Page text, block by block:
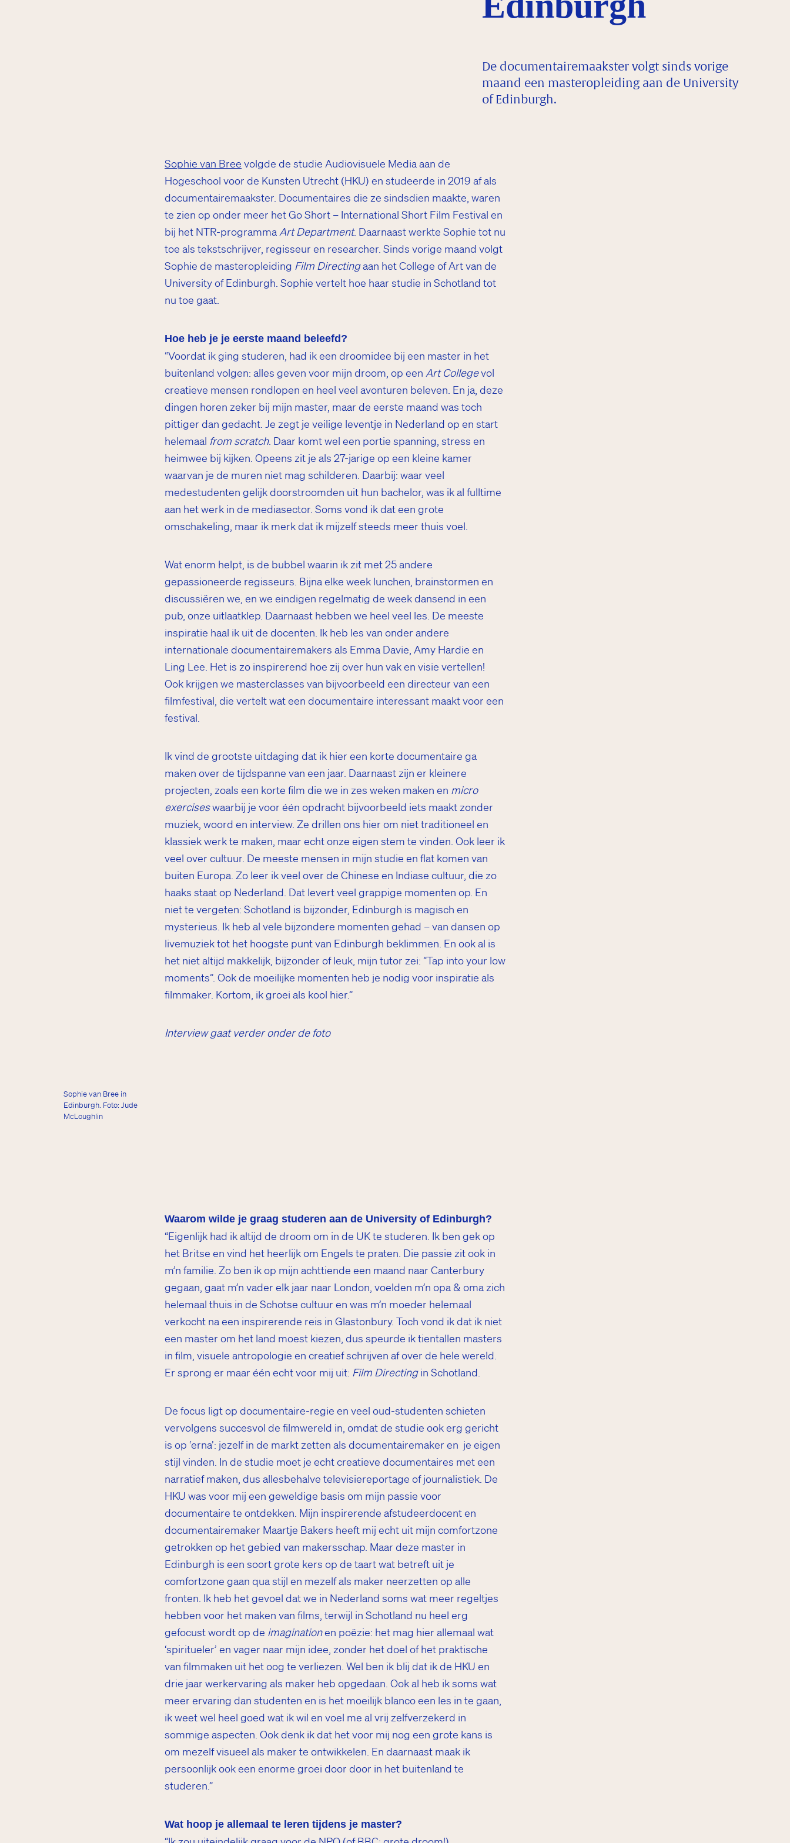
De documentairemaakster volgt sinds vorige
maand een masteropleiding aan de University
of Edinburgh.
Sophie van Bree volgde de studie Audiovisuele Media aan de
Hogeschool voor de Kunsten Utrecht (HKU) en studeerde in 2019 af als
documentairemaakster. Documentaires die ze sindsdien maakte, waren
te zien op onder meer het Go Short – International Short Film Festival en
bij het NTR-programma Art Department. Daarnaast werkte Sophie tot nu
toe als tekstschrijver, regisseur en researcher. Sinds vorige maand volgt
Sophie de masteropleiding Film Directingaan het College of Art van de
University of Edinburgh. Sophie vertelt hoe haar studie in Schotland tot
nu toe gaat.
Hoe heb je je eerste maand beleefd?
“Voordat ik ging studeren, had ik een droomidee bij een master in het
buitenland volgen: alles geven voor mijn droom, op een Art Collegevol
creatieve mensen rondlopen en heel veel avonturen beleven. En ja, deze
dingen horen zeker bij mijn master, maar de eerste maand was toch
pittiger dan gedacht. Je zegt je veilige leventje in Nederland op en start
helemaal from scratch. Daar komt wel een portie spanning, stress en
heimwee bij kijken. Opeens zit je als 27-jarige op een kleine kamer
waarvan je de muren niet mag schilderen. Daarbij: waar veel
medestudenten gelijk doorstroomden uit hun bachelor, was ik al fulltime
aan het werk in de mediasector. Soms vond ik dat een grote
omschakeling, maar ik merk dat ik mijzelf steeds meer thuis voel.
Wat enorm helpt, is de bubbel waarin ik zit met 25 andere
gepassioneerde regisseurs. Bijna elke week lunchen, brainstormen en
discussiëren we, en we eindigen regelmatig de week dansend in een
pub, onze uitlaatklep. Daarnaast hebben we heel veel les. De meeste
inspiratie haal ik uit de docenten. Ik heb les van onder andere
internationale documentairemakers als Emma Davie, Amy Hardie en
Ling Lee. Het is zo inspirerend hoe zij over hun vak en visie vertellen!
Ook krijgen we masterclasses van bijvoorbeeld een directeur van een
filmfestival, die vertelt wat een documentaire interessant maakt voor een
festival.
Ik vind de grootste uitdaging dat ik hier een korte documentaire ga
maken over de tijdspanne van een jaar. Daarnaast zijn er kleinere
projecten, zoals een korte film die we in zes weken maken en micro
exerciseswaarbij je voor één opdracht bijvoorbeeld iets maakt zonder
muziek, woord en interview. Ze drillen ons hier om niet traditioneel en
klassiek werk te maken, maar echt onze eigen stem te vinden. Ook leer ik
veel over cultuur. De meeste mensen in mijn studie en flat komen van
buiten Europa. Zo leer ik veel over de Chinese en Indiase cultuur, die zo
haaks staat op Nederland. Dat levert veel grappige momenten op. En
niet te vergeten: Schotland is bijzonder, Edinburgh is magisch en
mysterieus. Ik heb al vele bijzondere momenten gehad – van dansen op
livemuziek tot het hoogste punt van Edinburgh beklimmen. En ook al is
het niet altijd makkelijk, bijzonder of leuk, mijn tutor zei: “Tap into your low
moments”. Ook de moeilijke momenten heb je nodig voor inspiratie als
filmmaker. Kortom, ik groei als kool hier.”
Interview gaat verder onder de foto
Sophie van Bree in
Edinburgh. Foto: Jude
McLoughlin
Waarom wilde je graag studeren aan de University of Edinburgh?
“Eigenlijk had ik altijd de droom om in de UK te studeren. Ik ben gek op
het Britse en vind het heerlijk om Engels te praten. Die passie zit ook in
m’n familie. Zo ben ik op mijn achttiende een maand naar Canterbury
gegaan, gaat m’n vader elk jaar naar London, voelden m’n opa & oma zich
helemaal thuis in de Schotse cultuur en was m’n moeder helemaal
verkocht na een inspirerende reis in Glastonbury. Toch vond ik dat ik niet
een master om het land moest kiezen, dus speurde ik tientallen masters
in film, visuele antropologie en creatief schrijven af over de hele wereld.
Er sprong er maar één echt voor mij uit: Film Directingin Schotland.
De focus ligt op documentaire-regie en veel oud-studenten schieten
vervolgens succesvol de filmwereld in, omdat de studie ook erg gericht
is op ‘erna’: jezelf in de markt zetten als documentairemaker en je eigen
stijl vinden. In de studie moet je echt creatieve documentaires met een
narratief maken, dus allesbehalve televisiereportage of journalistiek. De
HKU was voor mij een geweldige basis om mijn passie voor
documentaire te ontdekken. Mijn inspirerende afstudeerdocent en
documentairemaker Maartje Bakers heeft mij echt uit mijn comfortzone
getrokken op het gebied van makersschap. Maar deze master in
Edinburgh is een soort grote kers op de taart wat betreft uit je
comfortzone gaan qua stijl en mezelf als maker neerzetten op alle
fronten. Ik heb het gevoel dat we in Nederland soms wat meer regeltjes
hebben voor het maken van films, terwijl in Schotland nu heel erg
gefocust wordt op de imaginationen poëzie: het mag hier allemaal wat
‘spiritueler’ en vager naar mijn idee, zonder het doel of het praktische
van filmmaken uit het oog te verliezen. Wel ben ik blij dat ik de HKU en
drie jaar werkervaring als maker heb opgedaan. Ook al heb ik soms wat
meer ervaring dan studenten en is het moeilijk blanco een les in te gaan,
ik weet wel heel goed wat ik wil en voel me al vrij zelfverzekerd in
sommige aspecten. Ook denk ik dat het voor mij nog een grote kans is
om mezelf visueel als maker te ontwikkelen. En daarnaast maak ik
persoonlijk ook een enorme groei door door in het buitenland te
studeren.”
Wat hoop je allemaal te leren tijdens je master?